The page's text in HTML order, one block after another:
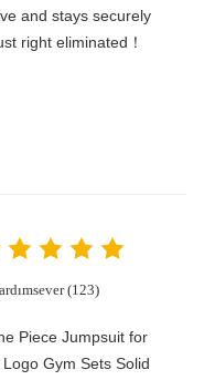
and stays securely
right eliminated！
(123)
Piece Jumpsuit for
Gym Sets Solid